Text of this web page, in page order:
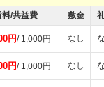
料/共益費 敷金
円/ 1,000円 なし
円/ 1,000円 なし